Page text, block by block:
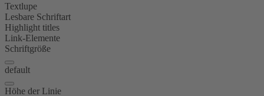
Textlupe
Lesbare Schriftart
Highlight titles
Link-Elemente
Schriftgröße
default
Höhe der Linie